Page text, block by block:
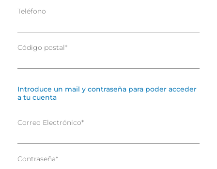
Teléfono
Código postal*
Introduce un mail y contraseña para poder acceder
a tu cuenta
Correo Electrónico*
Contraseña*